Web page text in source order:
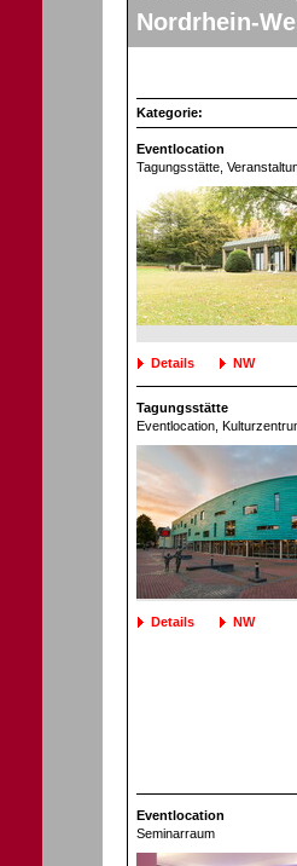
Nordrhein-
Kategorie:
Eventlocation
Tagungsstätte ,
Details NW
Tagungsstätte
Eventlocation ,
Details NW
Eventlocation
Seminarraum